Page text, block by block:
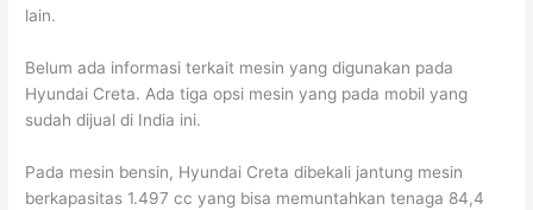
lain.
Belum ada informasi terkait mesin yang digunakan pada
Hyundai Creta. Ada tiga opsi mesin yang pada mobil yang
sudah dijual di India ini.
Pada mesin bensin, Hyundai Creta dibekali jantung mesin
berkapasitas 1.497 cc yang bisa memuntahkan tenaga 84,4